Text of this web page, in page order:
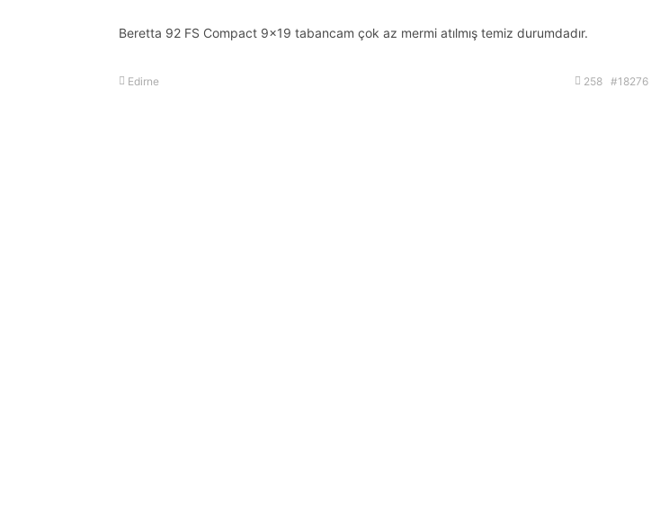
Beretta 92 FS Compact 9×19 tabancam çok az mermi atılmış temiz durumdadır.
Edirne 258 #18276